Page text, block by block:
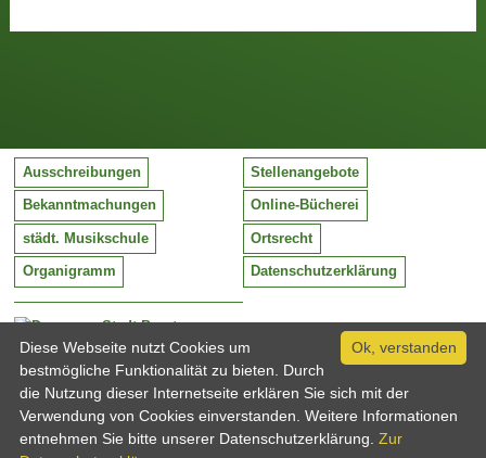
Stadt Barntrup
Mittelstraße 38
32683 Barntrup
Tel:
Email:
05263 / 409-0
info@barntrup.de
Ausschreibungen Stellenangebote
Bekanntmachungen Online-Bücherei
städt. Musikschule Ortsrecht
Organigramm Datenschutzerklärung
Ok, verstanden
Diese Webseite nutzt Cookies um
bestmögliche Funktionalität zu bieten. Durch
die Nutzung dieser Internetseite erklären Sie sich mit der
Verwendung von Cookies einverstanden. Weitere Informationen
entnehmen Sie bitte unserer Datenschutzerklärung. Zur